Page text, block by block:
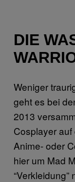
DIE
Weniger
geht es bei
2013
Cosplayer
Anime- oder
hier um Mad